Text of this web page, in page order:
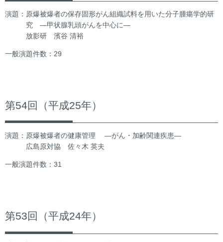
演題：原爆被爆者の保存固形がん組織試料を用いた分子腫瘍学的研
究 ―甲状腺乳頭がんを中心に―
放影研 濱谷 清裕
一般演題件数：29
第54回（平成25年）
演題：原爆被爆者の健康管理 ―がん・加齢関連疾患―
広島原対協 佐々木 英夫
一般演題件数：31
第53回（平成24年）